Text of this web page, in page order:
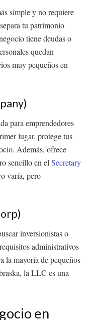
simple y no requiere
tu patrimonio
tiene deudas o
quedan
muy pequeños en
para emprendedores
lugar, protege tus
Además, ofrece
sencillo en el Secretary
varía, pero
inversionistas o
administrativos
la mayoría de pequeños
la LLC es una
en